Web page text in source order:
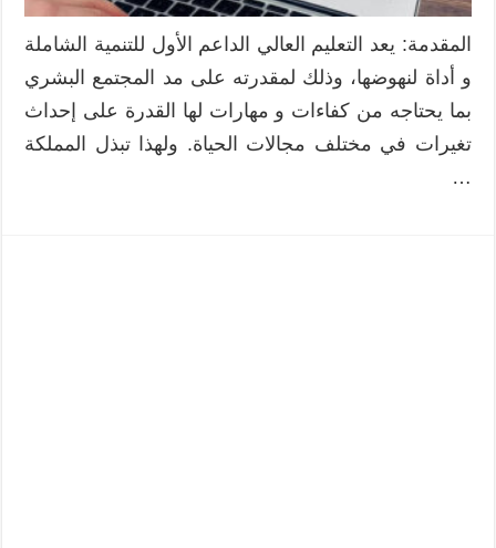
المقدمة: يعد التعليم العالي الداعم الأول للتنمية الشاملة
و أداة لنهوضها، وذلك لمقدرته على مد المجتمع البشري
بما يحتاجه من كفاءات و مهارات لها القدرة على إحداث
تغيرات في مختلف مجالات الحياة. ولهذا تبذل المملكة
…